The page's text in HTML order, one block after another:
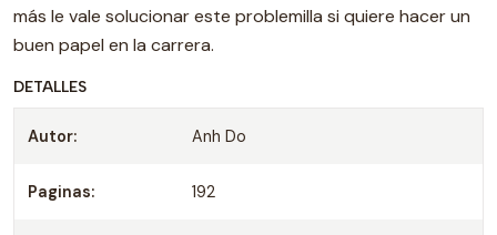
más le vale solucionar este problemilla si quiere hacer un
buen papel en la carrera.
DETALLES
Autor: Anh Do
Paginas: 192